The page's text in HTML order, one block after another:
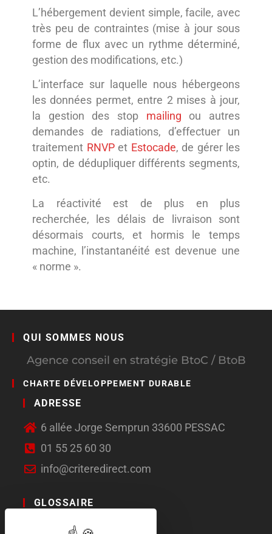
L’hébergement devient simple, facile, avec
très peu de contraintes (mise à jour sous
forme de flux avec un rythme déterminé,
gestion des modifications, etc.)
L’interface sur laquelle nous hébergeons
les données permet, entre 2 mises à jour,
la gestion des stop mailing ou autres
demandes de radiations, d’effectuer un
traitement RNVPet Estocade, de gérer les
optin, de dédupliquer différents segments,
etc.
La réactivité est de plus en plus
recherchée, les délais de livraison sont
désormais courts, et hormis le temps
machine, l’instantanéité est devenue une
« norme ».
QUI SOMMES NOUS
Agence conseil en stratégie BtoC / BtoB
CHARTE DÉVELOPPEMENT DURABLE
ADRESSE
6 allée Jorge Semprun 33600 PESSAC
01 55 25 60 30
info@criteredirect.com
GLOSSAIRE
LE BLOG